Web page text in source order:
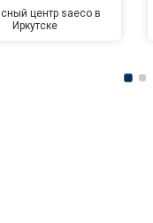
центр saeco в
Иркутске